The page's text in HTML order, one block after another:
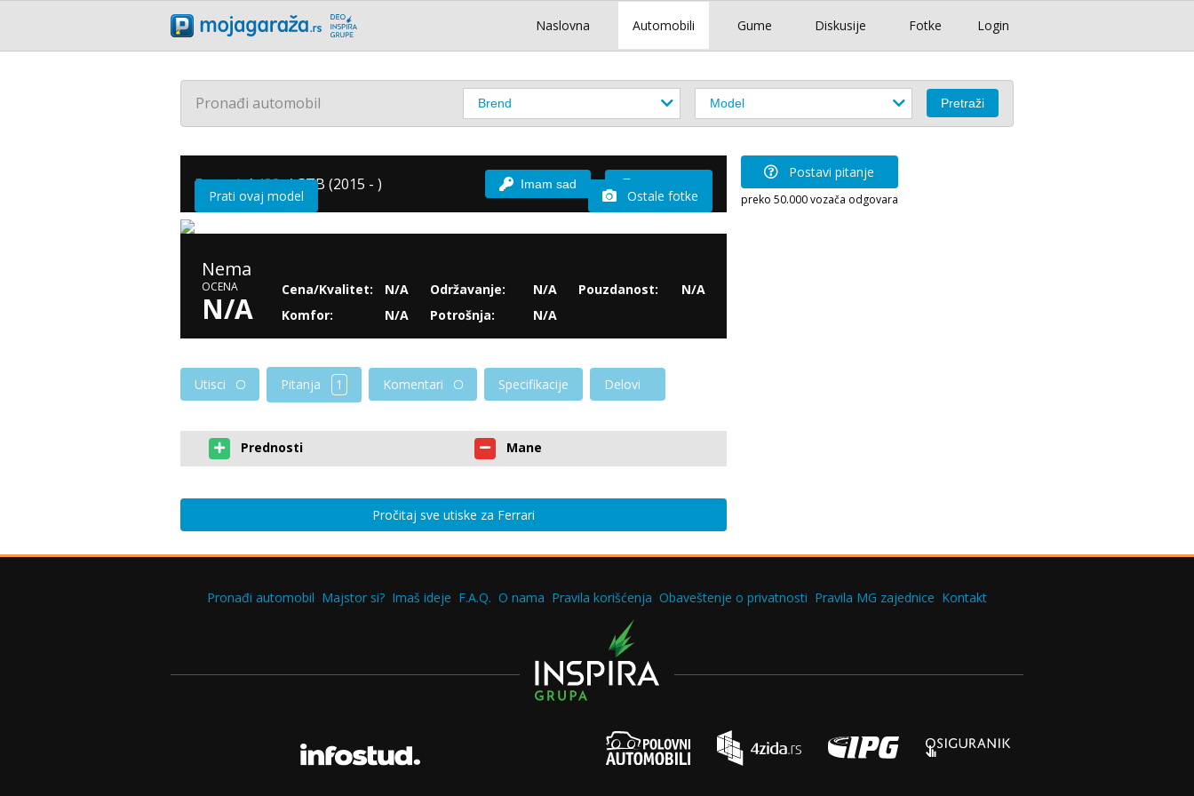
Login
Naslovna Automobili Gume Diskusije Fotke
Pronađi automobil
Ferrari /488 /GTB (2015 - ) Imam sad
Prati ovaj model Ostale fotke
Nema
OCENA
N/A
Cena/Kvalitet:
N/A
Komfor:
N/A
Održavanje:
N/A
Potrošnja:
N/A
Pouzdanost: N/A
Utisci Pitanja 1 Komentari Specifikacije Delovi
Prednosti Mane
Pročitaj sve utiske za Ferrari
Postavi pitanje
preko 50.000 vozača odgovara
Pronađi automobil Majstor si? Imaš ideje F.A.Q. O nama Pravila korišćenja Obaveštenje o privatnosti Pravila MG zajednice Kontakt